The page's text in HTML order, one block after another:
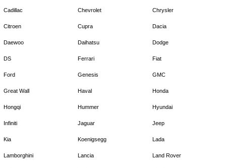
Cadillac Chevrolet Chrysler
Citroen Cupra Dacia
Daewoo Daihatsu Dodge
DS Ferrari Fiat
Ford Genesis GMC
Great Wall Haval Honda
Hongqi Hummer Hyundai
Infiniti Jaguar Jeep
Kia Koenigsegg Lada
Lamborghini Lancia Land Rover